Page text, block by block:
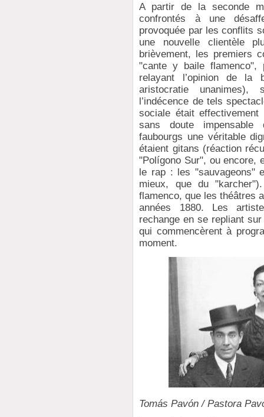
A partir de la seconde
confrontés à une
provoquée par les conflits
une nouvelle clientèle
brièvement, les premiers
"cante y baile flamenco",
relayant l’opinion de la
aristocratie unanimes),
l’indécence de tels
sociale était
sans doute impensable
faubourgs une véritable
étaient gitans (réaction
"Polígono Sur", ou encore,
le rap : les "sauvageons"
mieux, que du
flamenco, que les théâtres
années 1880. Les
rechange en se repliant
qui commencèrent à
moment.
Tomás Pavón / Pastora